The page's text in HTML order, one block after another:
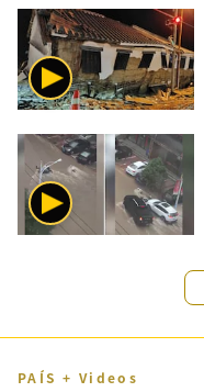
PAÍS + Videos